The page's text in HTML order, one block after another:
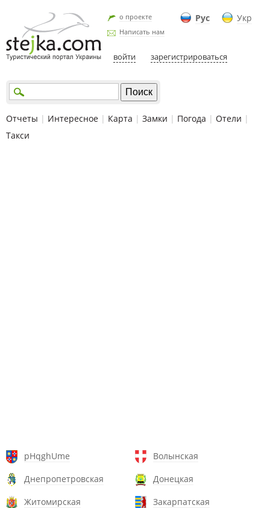
Рус Укр
о проекте
Написать нам
войти зарегистрироваться
Отчеты | Интересное | Карта | Замки | Погода | Отели |
Такси
pHqghUme
Волынская
Днепропетровская
Донецкая
Житомирская
Закарпатская